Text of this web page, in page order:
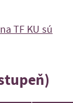
TF KU sú